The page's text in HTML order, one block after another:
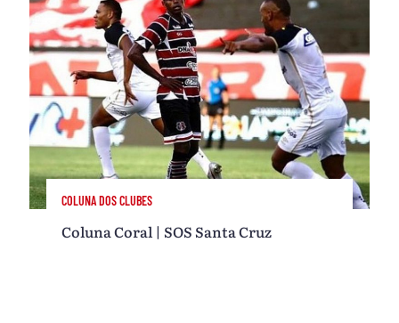
COLUNA DOS CLUBES
Coluna Coral | SOS Santa Cruz